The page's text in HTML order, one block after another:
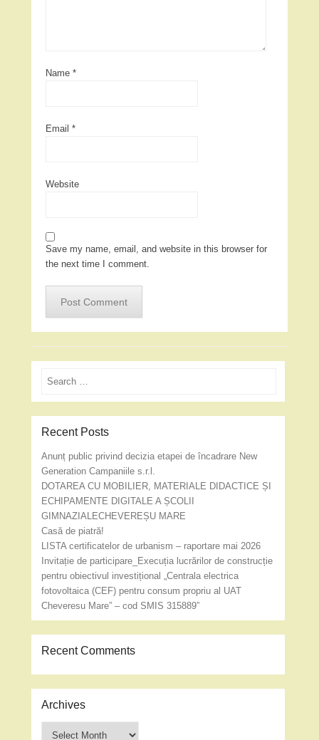
Name *
Email *
Website
Save my name, email, and website in this browser for
the next time I comment.
Search
Recent Posts
Anunț public privind decizia etapei de încadrare New
Generation Campaniile s.r.l.
DOTAREA CU MOBILIER, MATERIALE DIDACTICE ȘI
ECHIPAMENTE DIGITALE A ȘCOLII
GIMNAZIALECHEVEREȘU MARE
Casă de piatră!
LISTA certificatelor de urbanism – raportare mai 2026
Invitație de participare_Execuția lucrărilor de construcție
pentru obiectivul investițional „Centrala electrica
fotovoltaica (CEF) pentru consum propriu al UAT
Cheveresu Mare” – cod SMIS 315889”
Recent Comments
Archives